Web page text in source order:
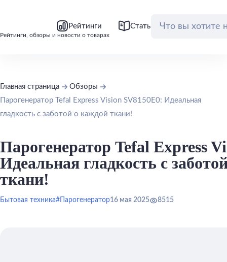
Рейтинги, обзоры и новости о товарах
Рейтинги Статьи Обзоры
Главная страница
Обзоры
Парогенератор Tefal Express Vision SV8150E0: Идеальная
гладкость с заботой о каждой ткани!
Парогенератор Tefal Express
Идеальная гладкость с
ткани!
Бытовая техника#Парогенератор16 мая 2025 8515